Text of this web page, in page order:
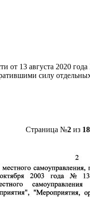
от 13 августа 2020
силу
Страница №2из 18